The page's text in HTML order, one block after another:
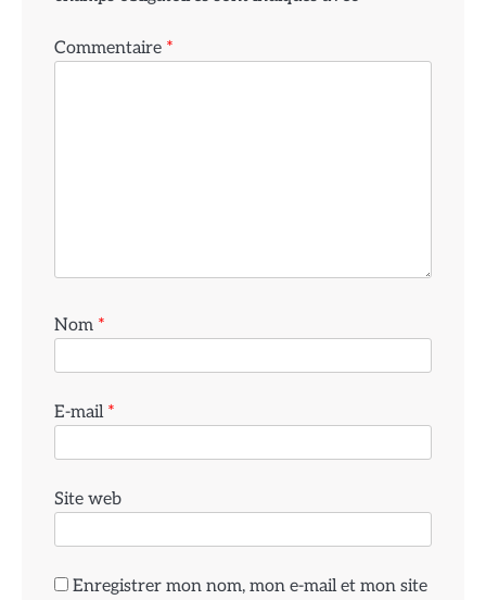
Commentaire *
Nom *
E-mail *
Site web
Enregistrer mon nom, mon e-mail et mon site